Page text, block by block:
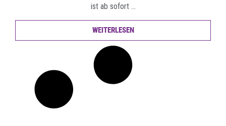
ist ab sofort …
WEITERLESEN